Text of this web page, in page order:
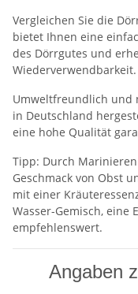
Vergleichen Sie die
bietet Ihnen eine
des Dörrgutes und
Wiederverwendbarkeit.
Umweltfreundlich und
in Deutschland
eine hohe Qualität
Tipp: Durch
Geschmack von Obst
mit einer
Wasser-Gemisch, eine
empfehlenswert.
Angaben